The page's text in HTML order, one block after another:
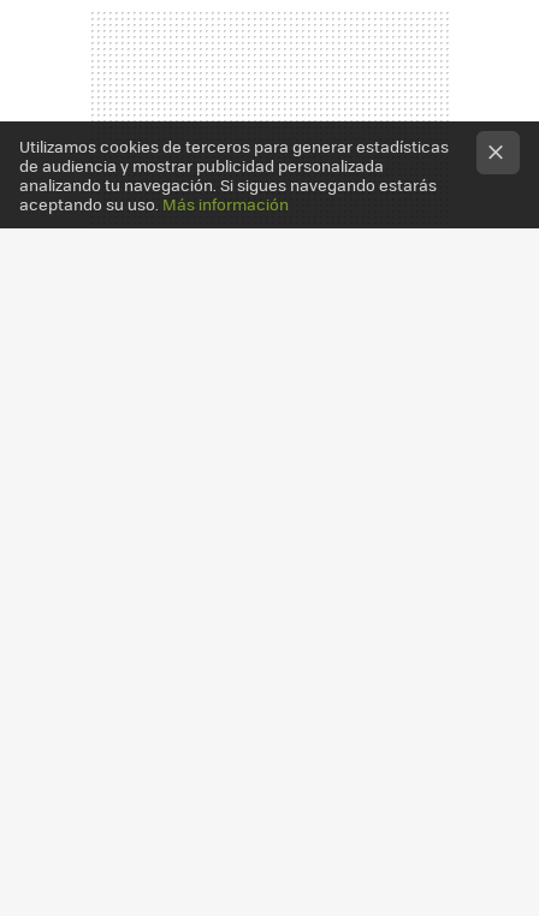
Utilizamos cookies de terceros para generar estadísticas
de audiencia y mostrar publicidad personalizada
analizando tu navegación. Si sigues navegando estarás
aceptando su uso. Más información